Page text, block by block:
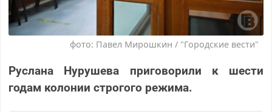
фото: Павел Мирошкин / "Городские вести"
Руслана Нурушева приговорили к шести
годам колонии строгого режима.